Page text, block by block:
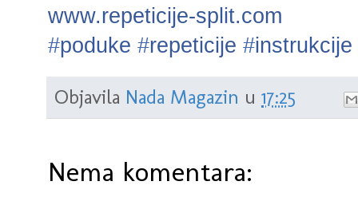
www.repeticije-split.com
‪#‎poduke‬ ‪#‎repeticije‬ ‪#‎instrukcije‬
Objavila Nada Magazin u 17:25
Nema komentara: